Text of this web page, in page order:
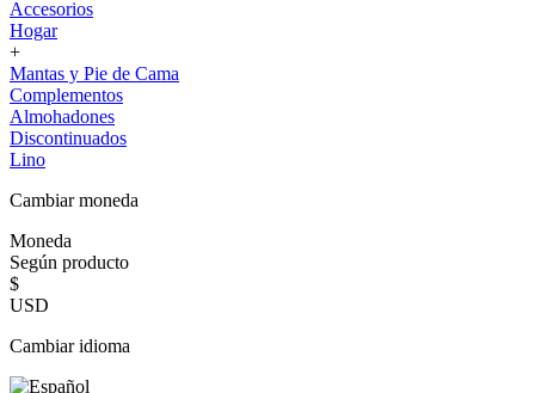
Accesorios
Hogar
+
Mantas y Pie de Cama
Complementos
Almohadones
Discontinuados
Lino
Cambiar moneda
Moneda
Según producto
$
USD
Cambiar idioma